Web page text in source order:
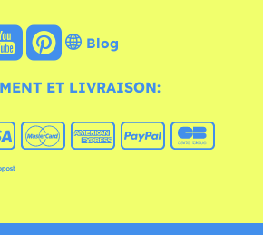
Blog
ET LIVRAISON: